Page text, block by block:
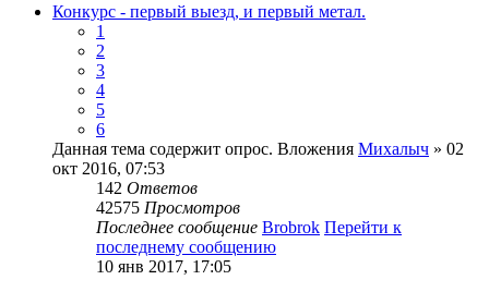
Конкурс - первый выезд, и первый метал.
1
2
3
4
5
6
Данная тема содержит опрос. Вложения Михалыч » 02
окт 2016, 07:53
142 Ответов
42575 Просмотров
Последнее сообщение Brobrok Перейти к
последнему сообщению
10 янв 2017, 17:05